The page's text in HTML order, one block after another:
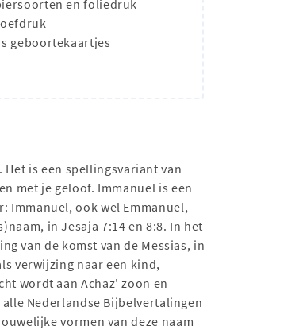
en foliedruk
geboortekaartjes
Het is een spellingsvariant van
met je geloof. Immanuel is een
van de komst van de Messias, in
verwijzing naar een kind,
wordt aan Achaz' zoon en
Nederlandse Bijbelvertalingen
vormen van deze naam